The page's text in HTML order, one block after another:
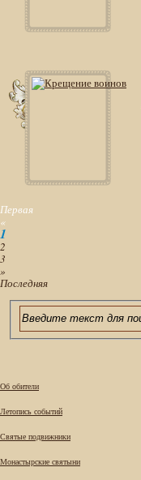
Первая
«
1
2
3
»
Последняя
Об обители
Летопись событий
Святые подвижники
Монастырские святыни